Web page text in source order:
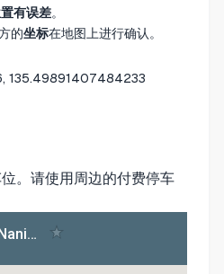
有误差。
的坐标在地图上进行确认。
135.49891407484233
。请使用周边的付费停车